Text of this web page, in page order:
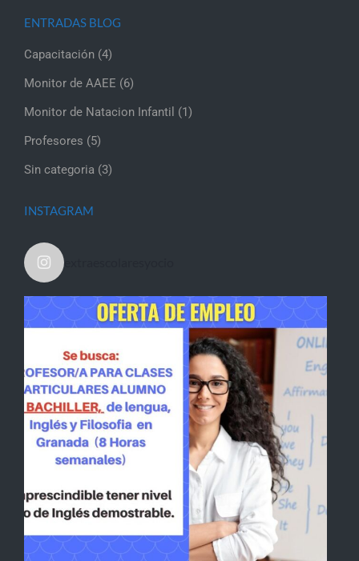
ENTRADAS BLOG
Capacitación (4)
Monitor de AAEE (6)
Monitor de Natacion Infantil (1)
Profesores (5)
Sin categoria (3)
INSTAGRAM